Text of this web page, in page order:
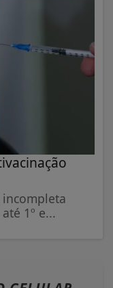
1º e...